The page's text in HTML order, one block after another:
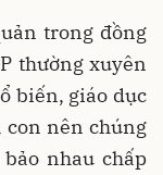
trong đồng
thường xuyên
biến, giáo dục
con nên chúng
nhau chấp